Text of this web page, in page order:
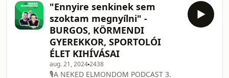
következő témákról beszélgettünk:
2024 összefoglalása, nyugat vs kelet ,
Magyarország jelenlegi helyzete,
romlik az ételek minősége
Magyarországon, 2025-ös céljaink,
hogyan érd el idén a céljaidat?
Tartsatok velünk ebben az adásban is!
"Ennyire senkinek sem
szoktam megnyílni" -
BURGOS, KÖRMENDI
GYEREKKOR, SPORTOLÓI
ÉLET KIHÍVÁSAI
aug. 21, 20242438
🎙️A NEKED ELMONDOM PODCAST 3.